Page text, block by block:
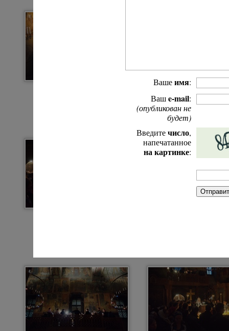
Вашеимя:
Вашe-mail:
(опубликован не
будет)
Введитечисло,
напечатанное
на картинке: